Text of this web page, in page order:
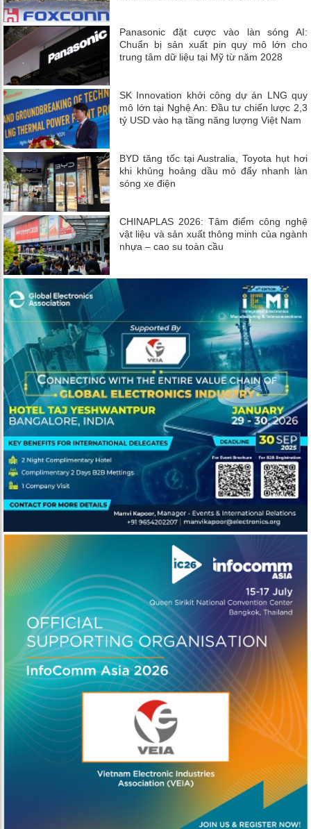
Panasonic đặt cược vào làn sóng AI:
Chuẩn bị sản xuất pin quy mô lớn cho
trung tâm dữ liệu tại Mỹ từ năm 2028
SK Innovation khởi công dự án LNG quy
mô lớn tại Nghệ An: Đầu tư chiến lược 2,3
tỷ USD vào hạ tầng năng lượng Việt Nam
BYD tăng tốc tại Australia, Toyota hụt hơi
khi khủng hoảng dầu mỏ đẩy nhanh làn
sóng xe điện
CHINAPLAS 2026: Tâm điểm công nghệ
vật liệu và sản xuất thông minh của ngành
nhựa – cao su toàn cầu